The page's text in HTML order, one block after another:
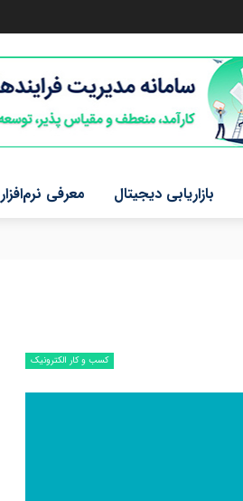
بازاریابی دیجیتال معرفی نرم‌افزار
کسب و کار الکترونیک